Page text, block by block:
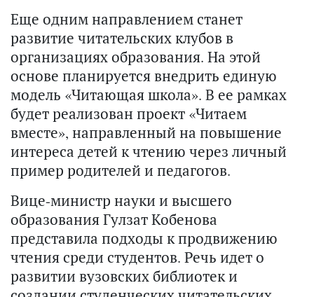
Еще одним направлением станет
развитие читательских клубов в
организациях образования. На этой
основе планируется внедрить единую
модель «Читающая школа». В ее рамках
будет реализован проект «Читаем
вместе», направленный на повышение
интереса детей к чтению через личный
пример родителей и педагогов.
Вице-министр науки и высшего
образования Гулзат Кобенова
представила подходы к продвижению
чтения среди студентов. Речь идет о
развитии вузовских библиотек и